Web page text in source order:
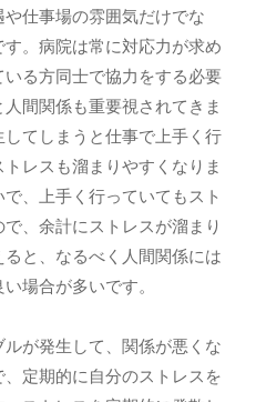
仕事場の雰囲気だけでな
。病院は常に対応力が求め
る方同士で協力をする必要
間関係も重要視されてきま
てしまうと仕事で上手く行
レスも溜まりやすくなりま
、上手く行っていてもスト
、余計にストレスが溜まり
と、なるべく人間関係には
場合が多いです。
が発生して、関係が悪くな
定期的に自分のストレスを